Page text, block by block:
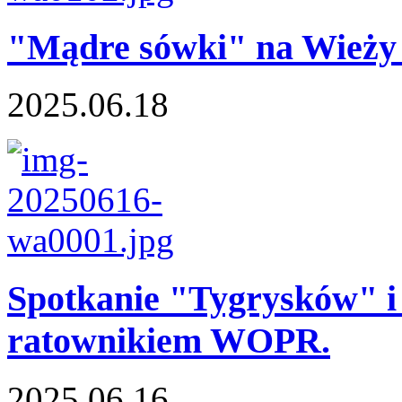
"Mądre sówki" na
2025.06.18
Spotkanie "Tygrysków"
ratownikiem WOPR.